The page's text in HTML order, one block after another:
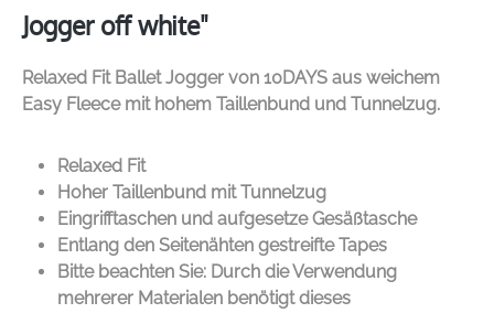
Jogger off white"
Relaxed Fit Ballet Jogger von 10DAYS aus weichem
Easy Fleece mit hohem Taillenbund und Tunnelzug.
Relaxed Fit
Hoher Taillenbund mit Tunnelzug
Eingrifftaschen und aufgesetze Gesäßtasche
Entlang den Seitenähten gestreifte Tapes
Bitte beachten Sie: Durch die Verwendung
mehrerer Materialen benötigt dieses